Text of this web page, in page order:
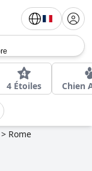
4 Étoiles Chien
> Rome